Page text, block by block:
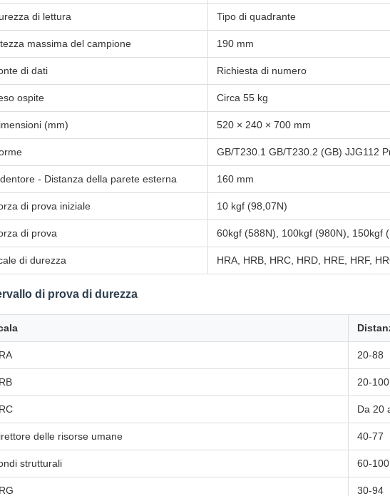
di lettura Tipo di quadrante
massima del campione 190 mm
di dati Richiesta di numero
ospite Circa 55 kg
(mm) 520 × 240 × 700 mm
GB/T230.1 GB/T230.2 (GB) JJG112
- Distanza della parete esterna 160 mm
di prova iniziale 10 kgf (98,07N)
di prova 60kgf (588N), 100kgf (980N), 150kgf
di durezza HRA, HRB, HRC, HRD, HRE, HRF,
di prova di durezza
20-88
20-100
Da 20
delle risorse umane 40-77
strutturali 60-100
30-94